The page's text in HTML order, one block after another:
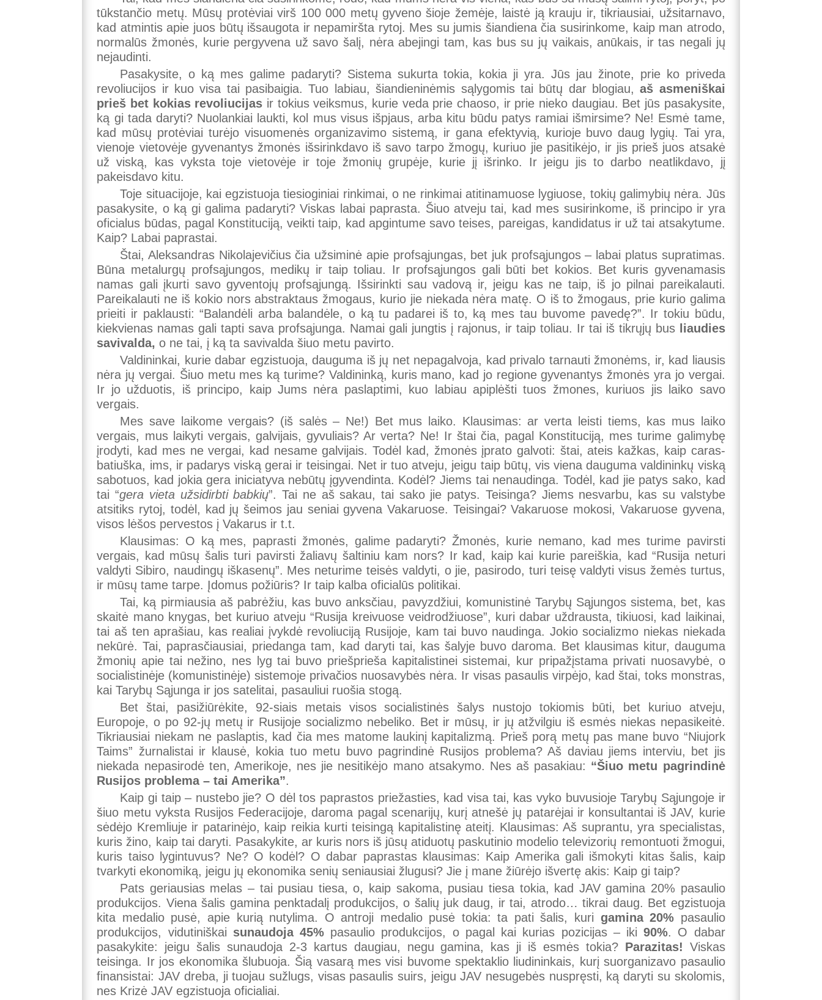
o a
m
tūkstančio metų. Mūsų protėviai virš 100 000 metų gyveno šioje žemėje, laistė ją krauju ir, tikriausiai, užsitarnavo,
kad atmintis apie juos būtų išsaugota ir nepamiršta rytoj. Mes su jumis šiandiena čia susirinkome, kaip man atrodo,
normalūs žmonės, kurie pergyvena už savo šalį, nėra abejingi tam, kas bus su jų vaikais, anūkais, ir tas negali jų
nejaudinti.
Pasakysite, o ką mes galime padaryti? Sistema sukurta tokia, kokia ji yra. Jūs jau žinote, prie ko priveda
revoliucijos ir kuo visa tai pasibaigia. Tuo labiau, šiandieninėmis sąlygomis tai būtų dar blogiau,aš asmeniškai
prieš bet kokias revoliucijas ir tokius veiksmus, kurie veda prie chaoso, ir prie nieko daugiau. Bet jūs pasakysite,
ką gi tada daryti? Nuolankiai laukti, kol mus visus išpjaus, arba kitu būdu patys ramiai išmirsime? Ne! Esmė tame,
kad mūsų protėviai turėjo visuomenės organizavimo sistemą, ir gana efektyvią, kurioje buvo daug lygių. Tai yra,
vienoje vietovėje gyvenantys žmonės išsirinkdavo iš savo tarpo žmogų, kuriuo jie pasitikėjo, ir jis prieš juos atsakė
už viską, kas vyksta toje vietovėje ir toje žmonių grupėje, kurie jį išrinko. Ir jeigu jis to darbo neatlikdavo, jį
pakeisdavo kitu.
Toje situacijoje, kai egzistuoja tiesioginiai rinkimai, o ne rinkimai atitinamuose lygiuose, tokių galimybių nėra. Jūs
pasakysite, o ką gi galima padaryti? Viskas labai paprasta. Šiuo atveju tai, kad mes susirinkome, iš principo ir yra
oficialus būdas, pagal Konstituciją, veikti taip, kad apgintume savo teises, pareigas, kandidatus ir už tai atsakytume.
Kaip? Labai paprastai.
Štai, Aleksandras Nikolajevičius čia užsiminė apie profsąjungas, bet juk profsąjungos – labai platus supratimas.
Būna metalurgų profsąjungos, medikų ir taip toliau. Ir profsąjungos gali būti bet kokios. Bet kuris gyvenamasis
namas gali įkurti savo gyventojų profsąjungą. Išsirinkti sau vadovą ir, jeigu kas ne taip, iš jo pilnai pareikalauti.
Pareikalauti ne iš kokio nors abstraktaus žmogaus, kurio jie niekada nėra matę. O iš to žmogaus, prie kurio galima
prieiti ir paklausti: “Balandėli arba balandėle, o ką tu padarei iš to, ką mes tau buvome pavedę?”. Ir tokiu būdu,
kiekvienas namas gali tapti sava profsąjunga. Namai gali jungtis į rajonus, ir taip toliau. Ir tai iš tikrųjų bus
liaudies
savivalda, o ne tai, į ką ta savivalda šiuo metu pavirto.
Valdininkai, kurie dabar egzistuoja, dauguma iš jų net nepagalvoja, kad privalo tarnauti žmonėms, ir, kad liausis
nėra jų vergai. Šiuo metu mes ką turime? Valdininką, kuris mano, kad jo regione gyvenantys žmonės yra jo vergai.
Ir jo užduotis, iš principo, kaip Jums nėra paslaptimi, kuo labiau apiplėšti tuos žmones, kuriuos jis laiko savo
vergais.
Mes save laikome vergais? (iš salės – Ne!) Bet mus laiko. Klausimas: ar verta leisti tiems, kas mus laiko
vergais, mus laikyti vergais, galvijais, gyvuliais? Ar verta? Ne! Ir štai čia, pagal Konstituciją, mes turime galimybę
įrodyti, kad mes ne vergai, kad nesame galvijais. Todėl kad, žmonės įprato galvoti: štai, ateis kažkas, kaip caras-
batiuška, ims, ir padarys viską gerai ir teisingai. Net ir tuo atveju, jeigu taip būtų, vis viena dauguma valdininkų viską
sabotuos, kad jokia gera iniciatyva nebūtų įgyvendinta. Kodėl? Jiems tai nenaudinga. Todėl, kad jie patys sako, kad
tai “gera vieta užsidirbti babkių”. Tai ne aš sakau, tai sako jie patys. Teisinga? Jiems nesvarbu, kas su valstybe
atsitiks rytoj, todėl, kad jų šeimos jau seniai gyvena Vakaruose. Teisingai? Vakaruose mokosi, Vakaruose gyvena,
visos lėšos pervestos į Vakarus ir t.t.
Klausimas: O ką mes, paprasti žmonės, galime padaryti? Žmonės, kurie nemano, kad mes turime pavirsti
vergais, kad mūsų šalis turi pavirsti žaliavų šaltiniu kam nors? Ir kad, kaip kai kurie pareiškia, kad “Rusija neturi
valdyti Sibiro, naudingų iškasenų”. Mes neturime teisės valdyti, o jie, pasirodo, turi teisę valdyti visus žemės turtus,
ir mūsų tame tarpe. Įdomus požiūris? Ir taip kalba oficialūs politikai.
Tai, ką pirmiausia aš pabrėžiu, kas buvo anksčiau, pavyzdžiui, komunistinė Tarybų Sąjungos sistema, bet, kas
skaitė mano knygas, bet kuriuo atveju “Rusija kreivuose veidrodžiuose”, kuri dabar uždrausta, tikiuosi, kad laikinai,
tai aš ten aprašiau, kas realiai įvykdė revoliuciją Rusijoje, kam tai buvo naudinga. Jokio socializmo niekas niekada
nekūrė. Tai, paprasčiausiai, priedanga tam, kad daryti tai, kas šalyje buvo daroma. Bet klausimas kitur, dauguma
žmonių apie tai nežino, nes lyg tai buvo priešprieša kapitalistinei sistemai, kur pripažįstama privati nuosavybė, o
socialistinėje (komunistinėje) sistemoje privačios nuosavybės nėra. Ir visas pasaulis virpėjo, kad štai, toks monstras,
kai Tarybų Sąjunga ir jos satelitai, pasauliui ruošia stogą.
Bet štai, pasižiūrėkite, 92-siais metais visos socialistinės šalys nustojo tokiomis būti, bet kuriuo atveju,
Europoje, o po 92-jų metų ir Rusijoje socializmo nebeliko. Bet ir mūsų, ir jų atžvilgiu iš esmės niekas nepasikeitė.
Tikriausiai niekam ne paslaptis, kad čia mes matome laukinį kapitalizmą. Prieš porą metų pas mane buvo “Niujork
Taims” žurnalistai ir klausė, kokia tuo metu buvo pagrindinė Rusijos problema? Aš daviau jiems interviu, bet jis
niekada nepasirodė ten, Amerikoje, nes jie nesitikėjo mano atsakymo. Nes aš pasakiau: “Šiuo metu pagrindinė
Rusijos problema – tai Amerika”.
Kaip gi taip – nustebo jie? O dėl tos paprastos priežasties, kad visa tai, kas vyko buvusioje Tarybų Sąjungoje ir
šiuo metu vyksta Rusijos Federacijoje, daroma pagal scenarijų, kurį atnešė jų patarėjai ir konsultantai iš JAV, kurie
sėdėjo Kremliuje ir patarinėjo, kaip reikia kurti teisingą kapitalistinę ateitį. Klausimas: Aš suprantu, yra specialistas,
kuris žino, kaip tai daryti. Pasakykite, ar kuris nors iš jūsų atiduotų paskutinio modelio televizorių remontuoti žmogui,
kuris taiso lygintuvus? Ne? O kodėl? O dabar paprastas klausimas: Kaip Amerika gali išmokyti kitas šalis, kaip
tvarkyti ekonomiką, jeigu jų ekonomika senių seniausiai žlugusi? Jie į mane žiūrėjo išvertę akis: Kaip gi taip?
Pats geriausias melas – tai pusiau tiesa, o, kaip sakoma, pusiau tiesa tokia, kad JAV gamina 20% pasaulio
produkcijos. Viena šalis gamina penktadalį produkcijos, o šalių juk daug, ir tai, atrodo… tikrai daug. Bet egzistuoja
kita medalio pusė, apie kurią nutylima. O antroji medalio pusė tokia: ta pati šalis, kuri gamina 20% pasaulio
produkcijos, vidutiniškai sunaudoja 45% pasaulio produkcijos, o pagal kai kurias pozicijas – iki90%. O dabar
pasakykite: jeigu šalis sunaudoja 2-3 kartus daugiau, negu gamina, kas ji iš esmės tokia? Parazitas! Viskas
teisinga. Ir jos ekonomika šlubuoja. Šią vasarą mes visi buvome spektaklio liudininkais, kurį suorganizavo pasaulio
finansistai: JAV dreba, ji tuojau sužlugs, visas pasaulis suirs, jeigu JAV nesugebės nuspręsti, ką daryti su skolomis,
nes Krizė JAV egzistuoja oficialiai.